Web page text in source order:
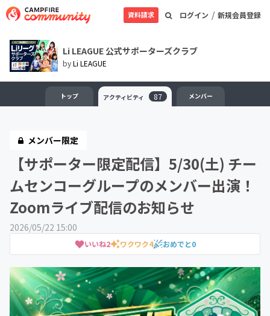
ログイン / 新規会員登録
資料請求
Li LEAGUE 公式サポーターズクラブ
byLi LEAGUE
トップ アクティビティ 87 メンバー
メンバー限定
【サポーター限定配信】5/30(土) チー
ムセンコーグループのメンバー出演！
Zoomライブ配信のお知らせ
2026/05/22 15:00
いいね2 ワクワク4 おめでと0